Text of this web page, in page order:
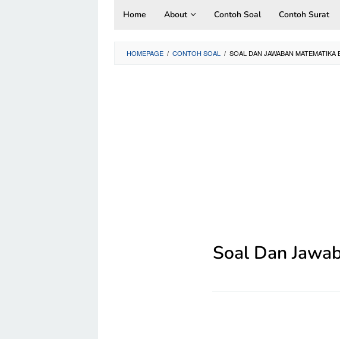
Home About Contoh Soal Contoh Surat
HOMEPAGE / CONTOH SOAL / SOAL DAN JAWABAN
Soal Dan